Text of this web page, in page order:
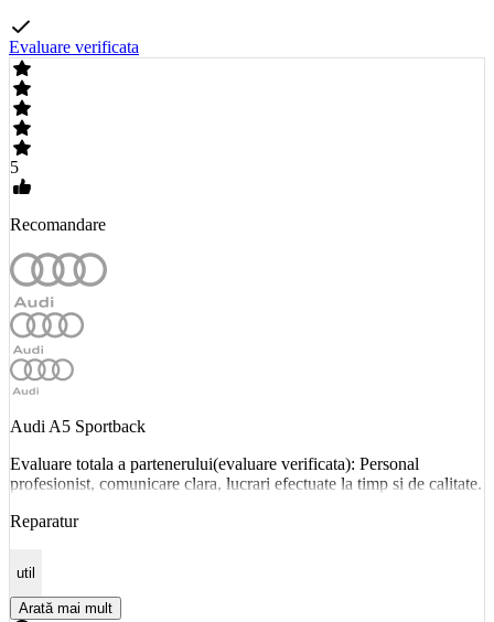
Evaluare verificata
5
Recomandare
Audi A5 Sportback
Evaluare totala a partenerului(evaluare verificata): Personal
profesionist, comunicare clara, lucrari efectuate la timp si de calitate.
Reparatur
util
Arată mai mult